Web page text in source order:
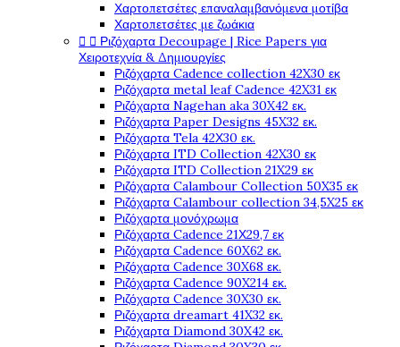
Χαρτοπετσέτες επαναλαμβανόμενα μοτίβα
Χαρτοπετσέτες με ζωάκια
  Ριζόχαρτα Decoupage | Rice Papers για
Χειροτεχνία & Δημιουργίες
Ριζόχαρτα Cadence collection 42X30 εκ
Ριζόχαρτα metal leaf Cadence 42X31 εκ
Ριζόχαρτα Nagehan aka 30X42 εκ.
Ριζόχαρτα Paper Designs 45X32 εκ.
Ριζόχαρτα Tela 42Χ30 εκ.
Ριζόχαρτα ITD Collection 42X30 εκ
Ριζόχαρτα ITD Collection 21X29 εκ
Ριζόχαρτα Calambour Collection 50X35 εκ
Ριζόχαρτα Calambour collection 34,5X25 εκ
Ριζόχαρτα μονόχρωμα
Ριζόχαρτα Cadence 21Χ29,7 εκ
Ριζόχαρτα Cadence 60X62 εκ.
Ριζόχαρτα Cadence 30X68 εκ.
Ριζόχαρτα Cadence 90X214 εκ.
Ριζόχαρτα Cadence 30X30 εκ.
Ριζόχαρτα dreamart 41X32 εκ.
Ριζόχαρτα Diamond 30X42 εκ.